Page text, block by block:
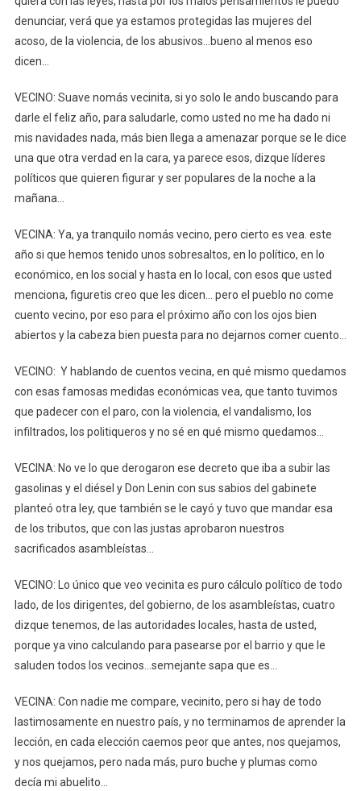
denunciar, verá que ya estamos protegidas las mujeres del
acoso, de la violencia, de los abusivos…bueno al menos eso
dicen…
VECINO: Suave nomás vecinita, si yo solo le ando buscando para
darle el feliz año, para saludarle, como usted no me ha dado ni
mis navidades nada, más bien llega a amenazar porque se le dice
una que otra verdad en la cara, ya parece esos, dizque líderes
políticos que quieren figurar y ser populares de la noche a la
mañana…
VECINA: Ya, ya tranquilo nomás vecino, pero cierto es vea. este
año si que hemos tenido unos sobresaltos, en lo político, en lo
económico, en los social y hasta en lo local, con esos que usted
menciona, figuretis creo que les dicen… pero el pueblo no come
cuento vecino, por eso para el próximo año con los ojos bien
abiertos y la cabeza bien puesta para no dejarnos comer cuento…
VECINO: Y hablando de cuentos vecina, en qué mismo quedamos
con esas famosas medidas económicas vea, que tanto tuvimos
que padecer con el paro, con la violencia, el vandalismo, los
infiltrados, los politiqueros y no sé en qué mismo quedamos…
VECINA: No ve lo que derogaron ese decreto que iba a subir las
gasolinas y el diésel y Don Lenin con sus sabios del gabinete
planteó otra ley, que también se le cayó y tuvo que mandar esa
de los tributos, que con las justas aprobaron nuestros
sacrificados asambleístas…
VECINO: Lo único que veo vecinita es puro cálculo político de todo
lado, de los dirigentes, del gobierno, de los asambleístas, cuatro
dizque tenemos, de las autoridades locales, hasta de usted,
porque ya vino calculando para pasearse por el barrio y que le
saluden todos los vecinos…semejante sapa que es…
VECINA: Con nadie me compare, vecinito, pero si hay de todo
lastimosamente en nuestro país, y no terminamos de aprender la
lección, en cada elección caemos peor que antes, nos quejamos,
y nos quejamos, pero nada más, puro buche y plumas como
decía mi abuelito…